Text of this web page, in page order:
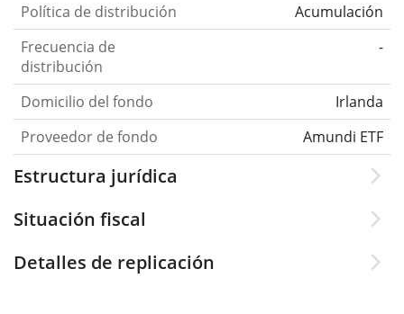
Política de distribución
Acumulación
Frecuencia de
distribución
-
Domicilio del fondo
Irlanda
Proveedor de fondo
Amundi ETF
Estructura jurídica
Situación fiscal
Detalles de replicación